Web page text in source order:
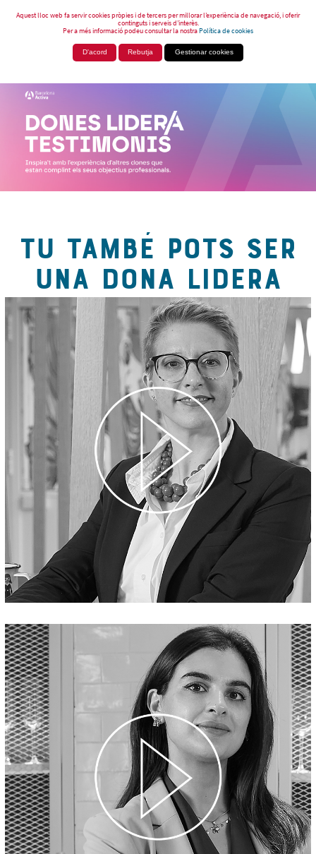
Aquest lloc web fa servir cookies pròpies i de tercers per millorar l’experiència de navegació, i oferir
continguts i serveis d’interès.
Per a més informació podeu consultar la nostraPolítica de cookies
D'acord Rebutja Gestionar cookies
TU TAMBÉ POTS SER
UNA DONA LIDERA